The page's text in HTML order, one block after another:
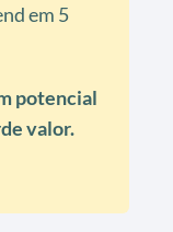
em 5
potencial
valor.